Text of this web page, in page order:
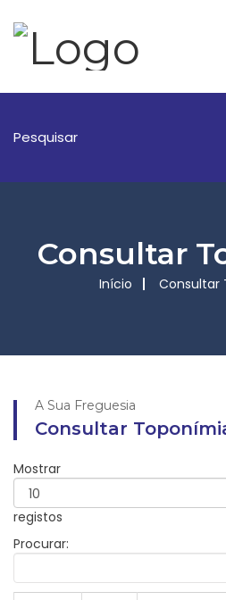
Consultar
Início Consultar
A Sua Freguesia
Consultar
Mostrar
registos
Procurar: